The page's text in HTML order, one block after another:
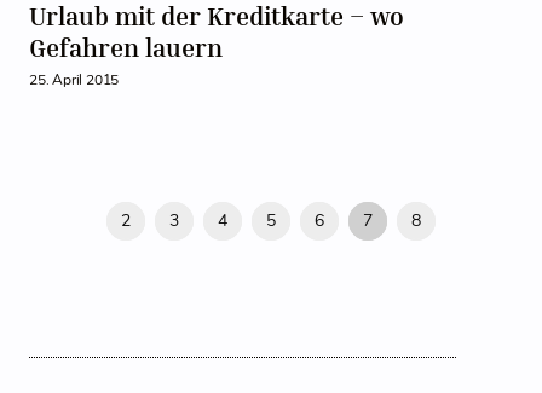
Urlaub mit der Kreditkarte – wo
Gefahren lauern
25. April 2015
2 3 4 5 6 7 8